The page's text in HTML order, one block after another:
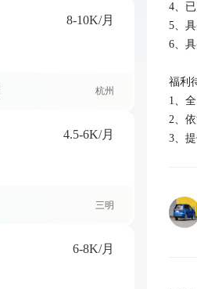
8-10K/月
杭州
4.5-6K/月
三明
6-8K/月
4、
5、
6、
福利
1、
2、
3、